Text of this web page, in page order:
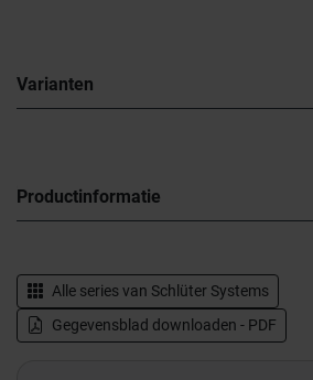
Varianten
Productinformatie
Alle series van Schlüter Systems
Gegevensblad downloaden - PDF